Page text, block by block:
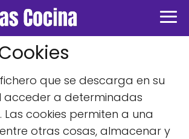
que se descarga en su
a determinadas
cookies permiten a una
otras cosas, almacenar y